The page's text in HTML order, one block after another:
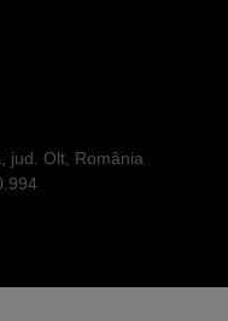
jud. Olt, România